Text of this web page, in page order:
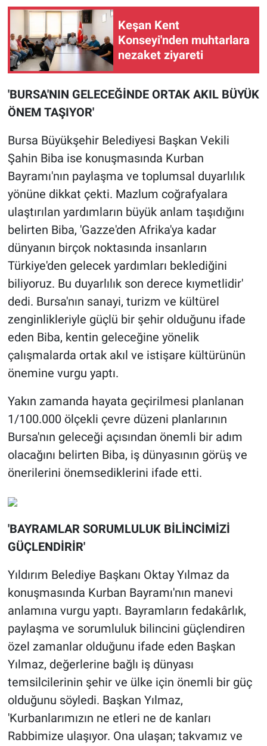
Keşan Kent
Konseyi'nden muhtarlara
nezaket ziyareti
'BURSA'NIN GELECEĞİNDE ORTAK AKIL BÜYÜK
ÖNEM TAŞIYOR'
Bursa Büyükşehir Belediyesi Başkan Vekili
Şahin Biba ise konuşmasında Kurban
Bayramı'nın paylaşma ve toplumsal duyarlılık
yönüne dikkat çekti. Mazlum coğrafyalara
ulaştırılan yardımların büyük anlam taşıdığını
belirten Biba, 'Gazze'den Afrika'ya kadar
dünyanın birçok noktasında insanların
Türkiye'den gelecek yardımları beklediğini
biliyoruz. Bu duyarlılık son derece kıymetlidir'
dedi. Bursa'nın sanayi, turizm ve kültürel
zenginlikleriyle güçlü bir şehir olduğunu ifade
eden Biba, kentin geleceğine yönelik
çalışmalarda ortak akıl ve istişare kültürünün
önemine vurgu yaptı.
Yakın zamanda hayata geçirilmesi planlanan
1/100.000 ölçekli çevre düzeni planlarının
Bursa'nın geleceği açısından önemli bir adım
olacağını belirten Biba, iş dünyasının görüş ve
önerilerini önemsediklerini ifade etti.
'BAYRAMLAR SORUMLULUK BİLİNCİMİZİ
GÜÇLENDİRİR'
Yıldırım Belediye Başkanı Oktay Yılmaz da
konuşmasında Kurban Bayramı'nın manevi
anlamına vurgu yaptı. Bayramların fedakârlık,
paylaşma ve sorumluluk bilincini güçlendiren
özel zamanlar olduğunu ifade eden Başkan
Yılmaz, değerlerine bağlı iş dünyası
temsilcilerinin şehir ve ülke için önemli bir güç
olduğunu söyledi. Başkan Yılmaz,
'Kurbanlarımızın ne etleri ne de kanları
Rabbimize ulaşıyor. Ona ulaşan; takvamız ve